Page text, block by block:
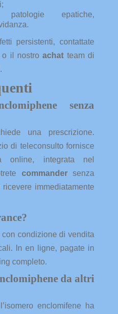
patologie epatiche,
persistenti, contattate
o il nostroachat team di
senza
una prescrizione.
di teleconsulto fornisce
online, integrata nel
commandersenza
immediatamente
condizione di vendita
In en ligne, pagate in
completo.
da altri
enclomifene ha